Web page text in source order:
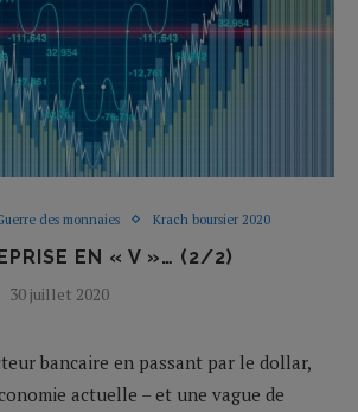
des monnaies Krach boursier 2020
EN « V »… (2/2)
30 juillet 2020
bancaire en passant par le dollar,
actuelle – et une vague de